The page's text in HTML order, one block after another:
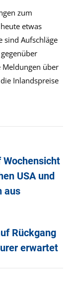
zum
etwas
sind Aufschläge
gegenüber
über
Inlandspreise
USA und
aus
Rückgang
erwartet